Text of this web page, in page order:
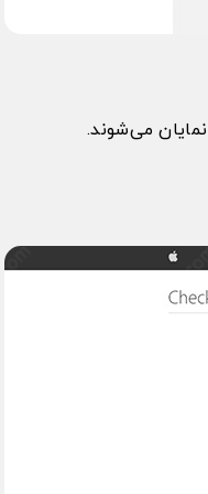
می‌شوند.